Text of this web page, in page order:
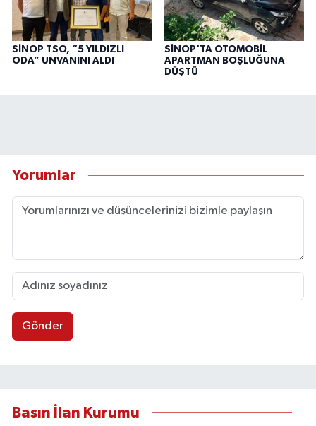
SİNOP TSO, “5 YILDIZLI
ODA” UNVANINI ALDI
SİNOP'TA OTOMOBİL
APARTMAN BOŞLUĞUNA
DÜŞTÜ
Yorumlar
Gönder
Basın İlan Kurumu